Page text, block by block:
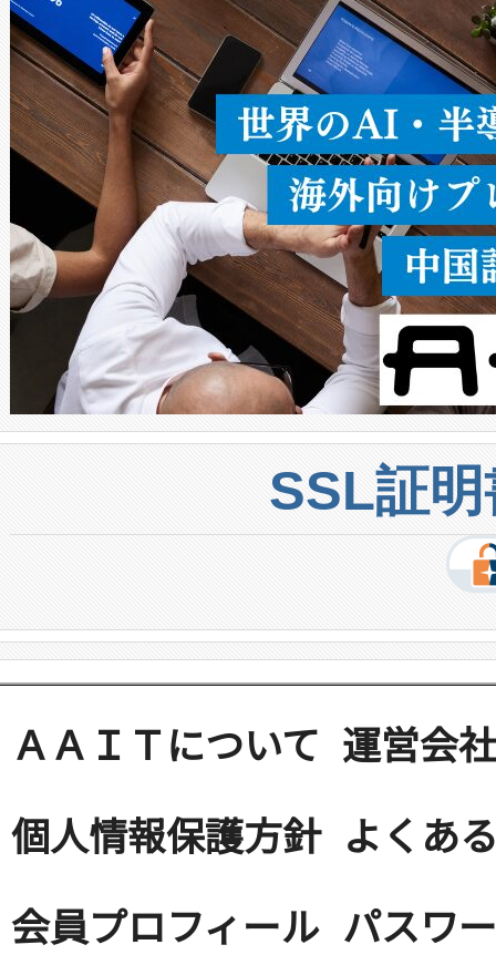
うにします。遠距離まで届く
密度なスキャ […]
SSL証
ＡＡＩＴについて 運営会社
個人情報保護方針 よくあ
会員プロフィール パスワ